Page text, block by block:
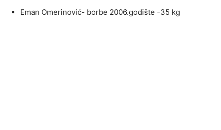
Eman Omerinović- borbe 2006.godište -35 kg